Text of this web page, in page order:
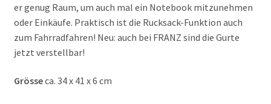
er genug Raum, um auch mal ein Notebook mitzunehmen
oder Einkäufe. Praktisch ist die Rucksack-Funktion auch
zum Fahrradfahren! Neu: auch bei FRANZ sind die Gurte
jetzt verstellbar!
Grösseca. 34 x 41 x 6 cm